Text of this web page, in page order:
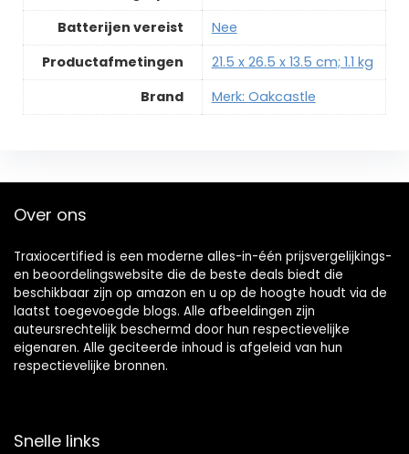
Batterijen vereist
‎Nee
Productafmetingen
‎21.5 x 26.5 x 13.5 cm; 1.1 kg
Brand
Merk: Oakcastle
Over ons
Traxiocertified is een moderne alles-in-één prijsvergelijkings-
en beoordelingswebsite die de beste deals biedt die
beschikbaar zijn op amazon en u op de hoogte houdt via de
laatst toegevoegde blogs. Alle afbeeldingen zijn
auteursrechtelijk beschermd door hun respectievelijke
eigenaren. Alle geciteerde inhoud is afgeleid van hun
respectievelijke bronnen.
Snelle links